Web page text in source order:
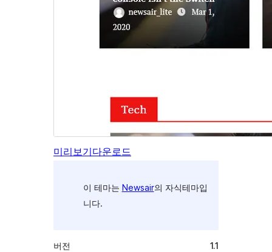
미리보기다운로드
이 테마는 Newsair의 자식테마입
니다.
버전
1.1